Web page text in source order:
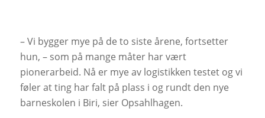
– Vi bygger mye på de to siste årene, fortsetter
hun, – som på mange måter har vært
pionerarbeid. Nå er mye av logistikken testet og vi
føler at ting har falt på plass i og rundt den nye
barneskolen i Biri, sier Opsahlhagen.